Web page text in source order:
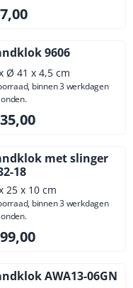
97,00, exclusief btw:
9606
Ø 41 x 4,5 cm
binnen 3 werkdagen
135,00, exclusief btw:
met slinger
18
25 x 10 cm
binnen 3 werkdagen
199,00, exclusief btw:
AWA13-06GN